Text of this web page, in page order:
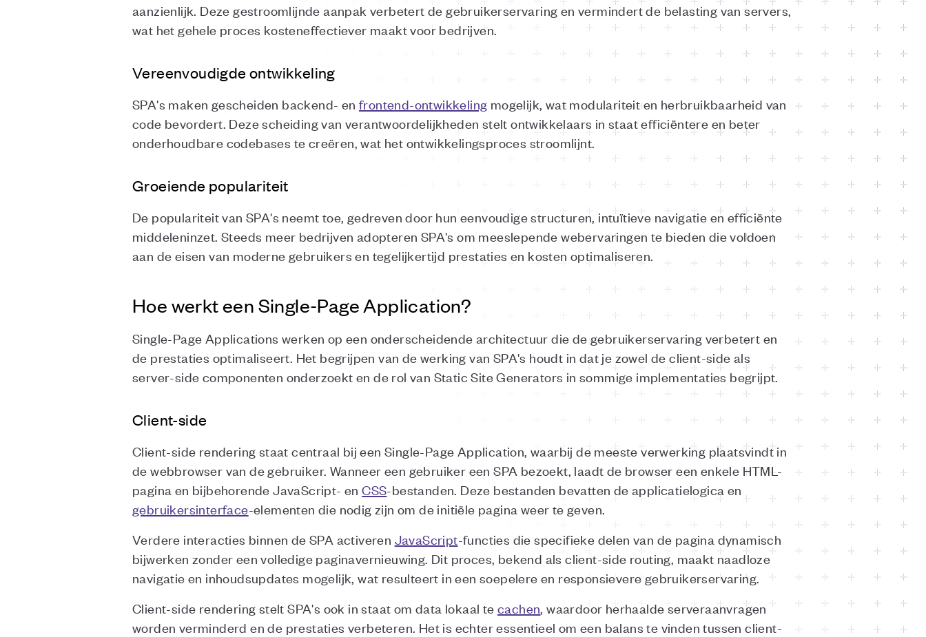
aanzienlijk. Deze gestroomlijnde aanpak verbetert de gebruikerservaring en vermindert de belasting van servers,
wat het gehele proces kosteneffectiever maakt voor bedrijven.
Vereenvoudigde ontwikkeling
SPA's maken gescheiden backend- en frontend-ontwikkeling mogelijk, wat modulariteit en herbruikbaarheid van
code bevordert. Deze scheiding van verantwoordelijkheden stelt ontwikkelaars in staat efficiëntere en beter
onderhoudbare codebases te creëren, wat het ontwikkelingsproces stroomlijnt.
Groeiende populariteit
De populariteit van SPA's neemt toe, gedreven door hun eenvoudige structuren, intuïtieve navigatie en efficiënte
middeleninzet. Steeds meer bedrijven adopteren SPA's om meeslepende webervaringen te bieden die voldoen
aan de eisen van moderne gebruikers en tegelijkertijd prestaties en kosten optimaliseren.
Hoe werkt een Single-Page Application?
Single-Page Applications werken op een onderscheidende architectuur die de gebruikerservaring verbetert en
de prestaties optimaliseert. Het begrijpen van de werking van SPA's houdt in dat je zowel de client-side als
server-side componenten onderzoekt en de rol van Static Site Generators in sommige implementaties begrijpt.
Client-side
Client-side rendering staat centraal bij een Single-Page Application, waarbij de meeste verwerking plaatsvindt in
de webbrowser van de gebruiker. Wanneer een gebruiker een SPA bezoekt, laadt de browser een enkele HTML-
pagina en bijbehorende JavaScript- enCSS-bestanden. Deze bestanden bevatten de applicatielogica en
gebruikersinterface-elementen die nodig zijn om de initiële pagina weer te geven.
Verdere interacties binnen de SPA activeren JavaScript-functies die specifieke delen van de pagina dynamisch
bijwerken zonder een volledige paginavernieuwing. Dit proces, bekend als client-side routing, maakt naadloze
navigatie en inhoudsupdates mogelijk, wat resulteert in een soepelere en responsievere gebruikerservaring.
Client-side rendering stelt SPA's ook in staat om data lokaal te cachen, waardoor herhaalde serveraanvragen
worden verminderd en de prestaties verbeteren. Het is echter essentieel om een balans te vinden tussen client-